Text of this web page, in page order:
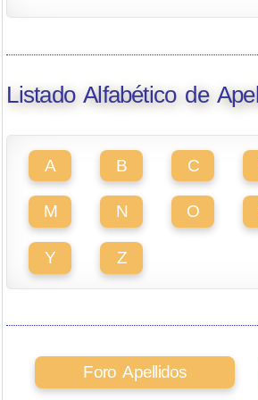
Listado Alfabético de
A B C
M N O
Y Z
Foro Apellidos